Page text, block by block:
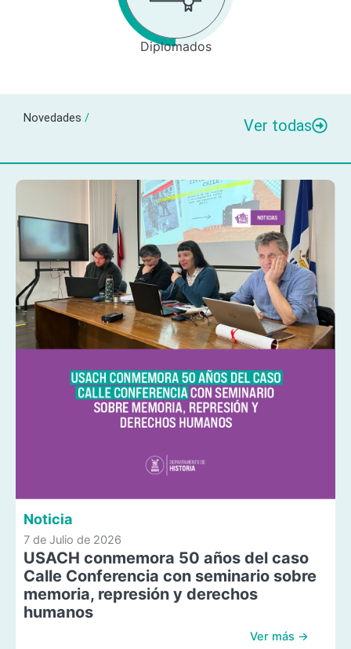
Diplomados
Novedades / Ver todas
Noticia
7 de Julio de 2026
USACH conmemora 50 años del caso
Calle Conferencia con seminario sobre
memoria, represión y derechos
humanos
Ver más →